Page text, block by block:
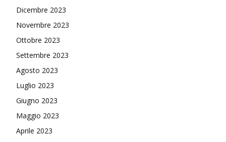
Dicembre 2023
Novembre 2023
Ottobre 2023
Settembre 2023
Agosto 2023
Luglio 2023
Giugno 2023
Maggio 2023
Aprile 2023